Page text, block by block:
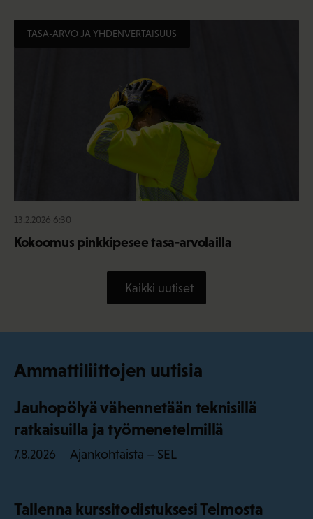
TASA-ARVO JA YHDENVERTAISUUS
13.2.2026 6:30
Kokoomus pinkkipesee tasa-arvolailla
Kaikki uutiset
Ammattiliittojen uutisia
Jauhopölyä vähennetään teknisillä
ratkaisuilla ja työmenetelmillä
7.8.2026 Ajankohtaista – SEL
Tallenna kurssitodistuksesi Telmosta